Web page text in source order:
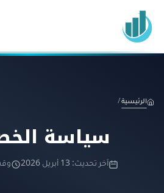
الرئيسية/
سياسة
آخر تحديث: 13 أبريل 2026 وقت